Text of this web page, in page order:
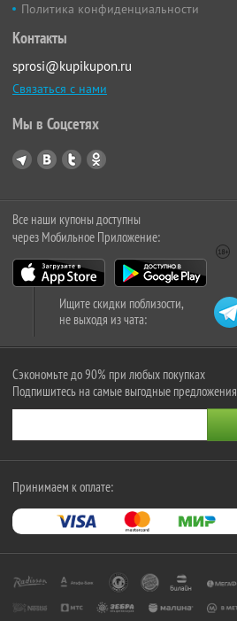
Политика конфиденциальности
Контакты
sprosi@kupikupon.ru
Связаться с нами
Мы в Соцсетях
Все наши купоны доступны
через Мобильное Приложение:
Ищите скидки поблизости,
не выходя из чата:
Сэкономьте до 90% при любых покупках
Подпишитесь на самые выгодные предложения
Принимаем к оплате: